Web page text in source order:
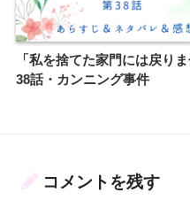
「私を捨てた家門には戻りま
38話・カンニング事件
コメントを残す